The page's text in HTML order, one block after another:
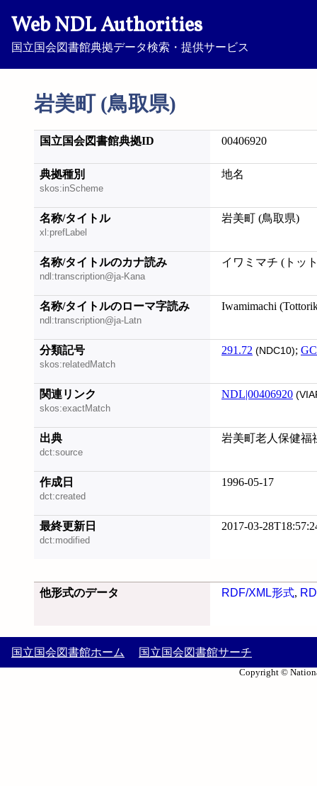
Web NDL Authorities
国立国会図書館典拠データ検索・提供サービス
岩美町 (鳥取県)
国立国会図書館典拠ID 00406920
典拠種別
skos:inScheme
地名
名称/タイトル
xl:prefLabel
岩美町 (鳥取県)
名称/タイトルのカナ読み
ndl:transcription@ja-Kana
イワミマチ (トッ
名称/タイトルのローマ字読み
ndl:transcription@ja-Latn
Iwamimachi
分類記号
skos:relatedMatch
291.72 (NDC10);
関連リンク
skos:exactMatch
NDL|00406920
出典
dct:source
岩美町老人保健福
作成日
dct:created
1996-05-17
最終更新日
dct:modified
2017-03-
他形式のデータ RDF/XML形式,
国立国会図書館ホーム 国立国会図書館サーチ
Copyright ©